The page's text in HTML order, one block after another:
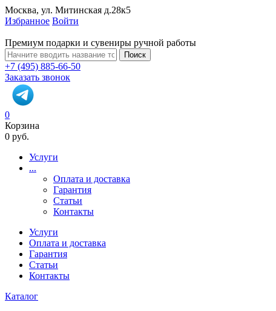
Москва, ул. Митинская д.28к5
Избранное Войти
Премиум подарки и сувениры ручной работы
Поиск
+7 (495) 885-66-50
Заказать звонок
0
Корзина
0 руб.
Услуги
...
Оплата и доставка
Гарантия
Статьи
Контакты
Услуги
Оплата и доставка
Гарантия
Статьи
Контакты
Каталог